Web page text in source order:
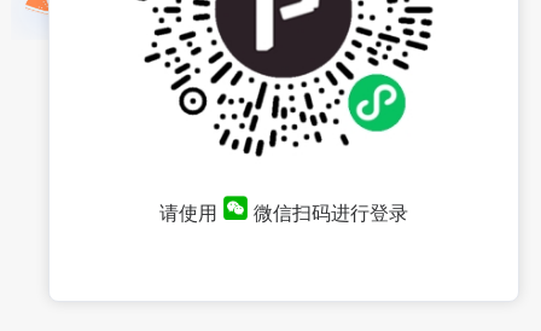
请使用 微信扫码进行登录